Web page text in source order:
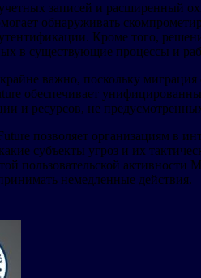
записей и расширенный
обнаруживать
Кроме того,
в существующие процессы и
важно, поскольку
обеспечивает
и ресурсов, не
позволяет организациям в
субъекты угроз и их
пользовательской
немедленные действия.